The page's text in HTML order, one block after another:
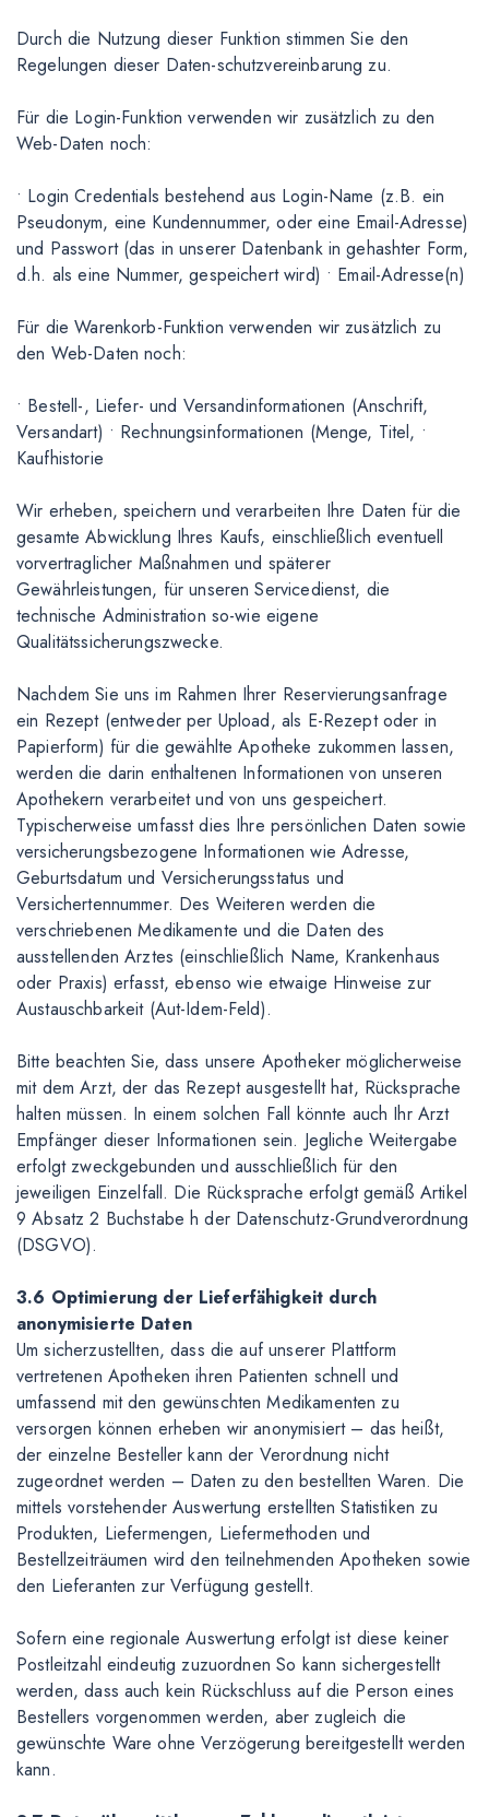
Durch die Nutzung dieser Funktion stimmen Sie den
Regelungen dieser Daten-schutzvereinbarung zu.
Für die Login-Funktion verwenden wir zusätzlich zu den
Web-Daten noch:
• Login Credentials bestehend aus Login-Name (z.B. ein
Pseudonym, eine Kundennummer, oder eine Email-Adresse)
und Passwort (das in unserer Datenbank in gehashter Form,
d.h. als eine Nummer, gespeichert wird) • Email-Adresse(n)
Für die Warenkorb-Funktion verwenden wir zusätzlich zu
den Web-Daten noch:
• Bestell-, Liefer- und Versandinformationen (Anschrift,
Versandart) • Rechnungsinformationen (Menge, Titel, •
Kaufhistorie
Wir erheben, speichern und verarbeiten Ihre Daten für die
gesamte Abwicklung Ihres Kaufs, einschließlich eventuell
vorvertraglicher Maßnahmen und späterer
Gewährleistungen, für unseren Servicedienst, die
technische Administration so-wie eigene
Qualitätssicherungszwecke.
Nachdem Sie uns im Rahmen Ihrer Reservierungsanfrage
ein Rezept (entweder per Upload, als E-Rezept oder in
Papierform) für die gewählte Apotheke zukommen lassen,
werden die darin enthaltenen Informationen von unseren
Apothekern verarbeitet und von uns gespeichert.
Typischerweise umfasst dies Ihre persönlichen Daten sowie
versicherungsbezogene Informationen wie Adresse,
Geburtsdatum und Versicherungsstatus und
Versichertennummer. Des Weiteren werden die
verschriebenen Medikamente und die Daten des
ausstellenden Arztes (einschließlich Name, Krankenhaus
oder Praxis) erfasst, ebenso wie etwaige Hinweise zur
Austauschbarkeit (Aut-Idem-Feld).
Bitte beachten Sie, dass unsere Apotheker möglicherweise
mit dem Arzt, der das Rezept ausgestellt hat, Rücksprache
halten müssen. In einem solchen Fall könnte auch Ihr Arzt
Empfänger dieser Informationen sein. Jegliche Weitergabe
erfolgt zweckgebunden und ausschließlich für den
jeweiligen Einzelfall. Die Rücksprache erfolgt gemäß Artikel
9 Absatz 2 Buchstabe h der Datenschutz-Grundverordnung
(DSGVO).
3.6 Optimierung der Lieferfähigkeit durch
anonymisierte Daten
Um sicherzustellten, dass die auf unserer Plattform
vertretenen Apotheken ihren Patienten schnell und
umfassend mit den gewünschten Medikamenten zu
versorgen können erheben wir anonymisiert – das heißt,
der einzelne Besteller kann der Verordnung nicht
zugeordnet werden – Daten zu den bestellten Waren. Die
mittels vorstehender Auswertung erstellten Statistiken zu
Produkten, Liefermengen, Liefermethoden und
Bestellzeiträumen wird den teilnehmenden Apotheken sowie
den Lieferanten zur Verfügung gestellt.
Sofern eine regionale Auswertung erfolgt ist diese keiner
Postleitzahl eindeutig zuzuordnen So kann sichergestellt
werden, dass auch kein Rückschluss auf die Person eines
Bestellers vorgenommen werden, aber zugleich die
gewünschte Ware ohne Verzögerung bereitgestellt werden
kann.